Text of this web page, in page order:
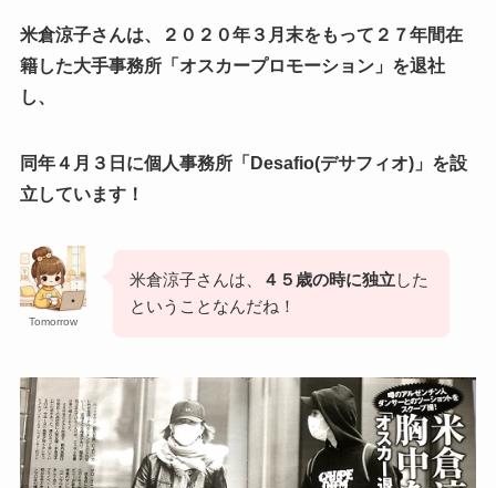
米倉涼子さんは、２０２０年３月末をもって２７年間在
籍した大手事務所「オスカープロモーション」を退社
し、
同年４月３日に個人事務所「Desafio(デサフィオ)」を設
立しています！
Tomorrow
米倉涼子さんは、 ４５歳の時に独立した
ということなんだね！